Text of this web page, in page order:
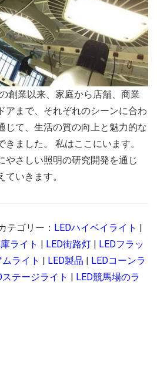
創業以来、家庭から店舗、商業
アまで、それぞれのシーンに合わ
じて、生活の質の向上と魅力的な
ました。 私はここにいます。
やさしい照明の研究開発を通じ
いきます。
テゴリー： LEDハイベイライト |
ライト | LED街路灯 | LEDフラッ
ライト | LED製品 | LEDコーンラ
ステージライト | LED競馬場のラ